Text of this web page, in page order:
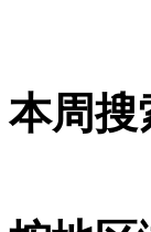
本周搜